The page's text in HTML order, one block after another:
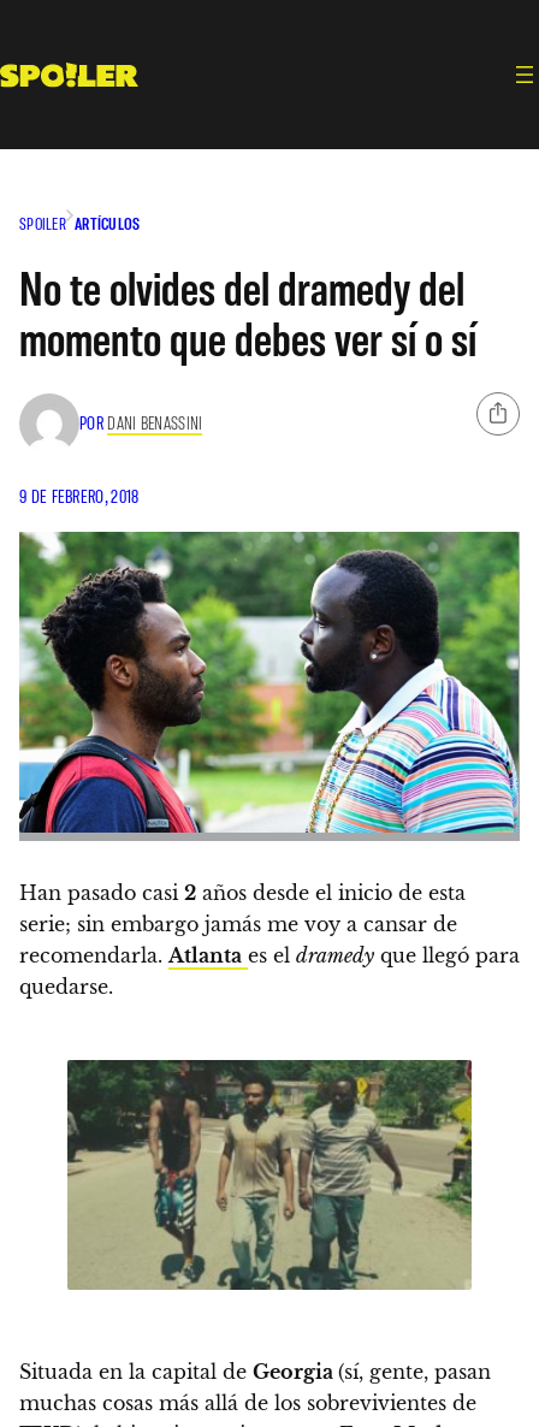
contenido
SPOILER ARTÍCULOS
No te olvides del dramedy del
momento que debes ver sí o sí
POR DANI BENASSINI
9 DE FEBRERO, 2018
Han pasado casi 2 años desde el inicio de esta
serie; sin embargo jamás me voy a cansar de
recomendarla. Atlanta es el dramedy que llegó para
quedarse.
Situada en la capital de Georgia (sí, gente, pasan
muchas cosas más allá de los sobrevivientes de